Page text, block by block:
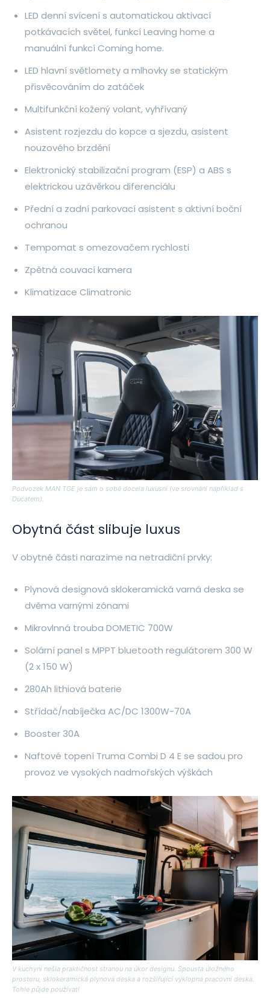
LED denní svícení s automatickou aktivací
potkávacích světel, funkcí Leaving home a
manuální funkcí Coming home.
LED hlavní světlomety a mlhovky se statickým
přisvěcováním do zatáček
Multifunkční kožený volant, vyhřívaný
Asistent rozjezdu do kopce a sjezdu, asistent
nouzového brzdění
Elektronický stabilizační program (ESP) a ABS s
elektrickou uzávěrkou diferenciálu
Přední a zadní parkovací asistent s aktivní boční
ochranou
Tempomat s omezovačem rychlosti
Zpětná couvací kamera
Klimatizace Climatronic
Podvozek MAN TGE je sám o sobě docela luxusní (ve srovnání například s
Ducatem).
Obytná část slibuje luxus
V obytné části narazíme na netradiční prvky:
Plynová designová sklokeramická varná deska se
dvěma varnými zónami
Mikrovlnná trouba DOMETIC 700W
Solární panel s MPPT bluetooth regulátorem 300 W
(2 x 150 W)
280Ah lithiová baterie
Střídač/nabíječka AC/DC 1300W-70A
Booster 30A
Naftové topení Truma Combi D 4 E se sadou pro
provoz ve vysokých nadmořských výškách
V kuchyni nešla praktičnost stranou na úkor designu. Spousta úložného
prostoru, sklokeramická plynová deska a rozšiřující výklopná pracovní deska.
Tohle půjde používat!